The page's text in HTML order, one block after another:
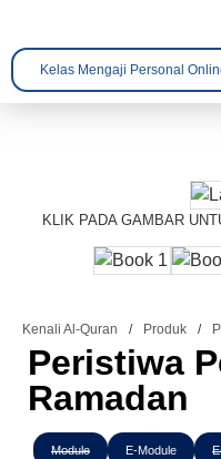
Kelas Mengaji Personal
KLIK PADA GAMBAR
Kenali Al-Quran / Produk /
Peristiwa
Ramadan
Module E-Module